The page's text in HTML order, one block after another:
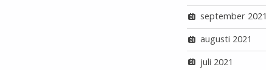
september 2021
augusti 2021
juli 2021